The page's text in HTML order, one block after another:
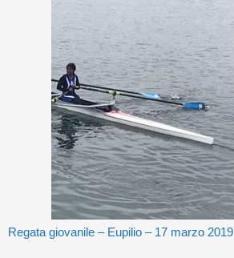
Regata giovanile – Eupilio – 17 marzo 2019